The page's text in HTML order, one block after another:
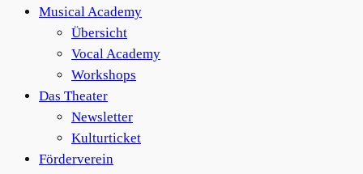
Musical Academy
Übersicht
Vocal Academy
Workshops
Das Theater
Newsletter
Kulturticket
Förderverein